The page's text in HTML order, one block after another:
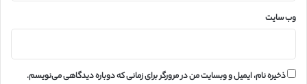
وب‌ سایت
ذخیره نام، ایمیل و وبسایت من در مرورگر برای زمانی که دوباره دیدگاهی می‌نویسم.